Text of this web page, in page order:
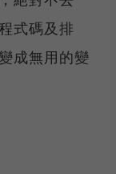
式碼及排
成無用的變